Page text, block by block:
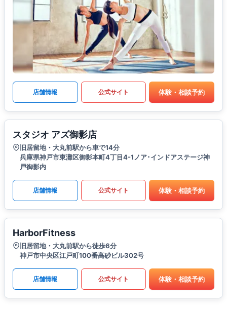
店舗情報 公式サイト 体験・相談予約
スタジオ アズ御影店
旧居留地・大丸前駅から車で14分
兵庫県神戸市東灘区御影本町4丁目4-1ノア･インドアステージ神
戸御影内
店舗情報 公式サイト 体験・相談予約
HarborFitness
旧居留地・大丸前駅から徒歩6分
神戸市中央区江戸町100番高砂ビル302号
店舗情報 公式サイト 体験・相談予約